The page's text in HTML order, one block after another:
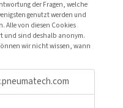
pneumatech.com
,
Erstanbieter